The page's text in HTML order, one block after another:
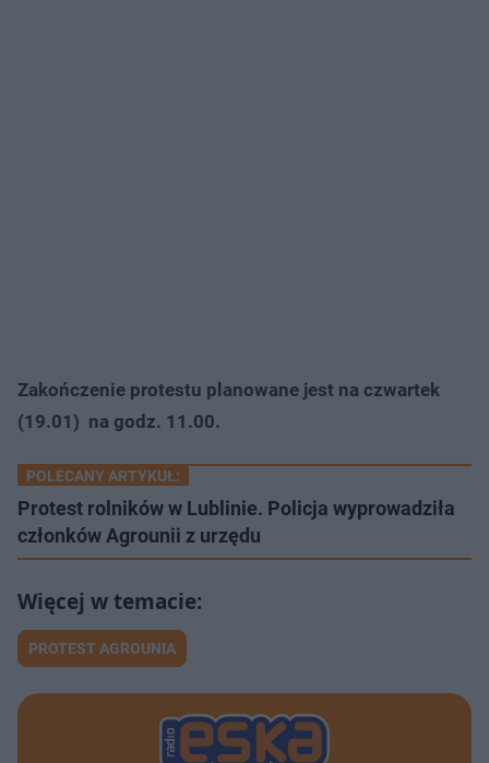
Zakończenie protestu planowane jest na czwartek
(19.01) na godz. 11.00.
POLECANY ARTYKUŁ:
Protest rolników w Lublinie. Policja wyprowadziła
członków Agrounii z urzędu
PROTEST AGROUNIA